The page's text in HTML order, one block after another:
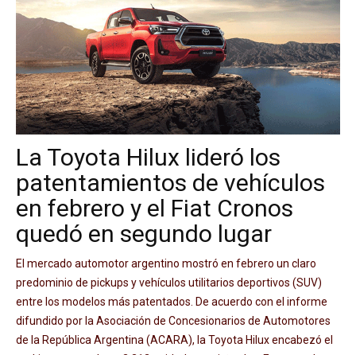
La Toyota Hilux lideró los
patentamientos de vehículos
en febrero y el Fiat Cronos
quedó en segundo lugar
El mercado automotor argentino mostró en febrero un claro
predominio de pickups y vehículos utilitarios deportivos (SUV)
entre los modelos más patentados. De acuerdo con el informe
difundido por la Asociación de Concesionarios de Automotores
de la República Argentina (ACARA), la Toyota Hilux encabezó el